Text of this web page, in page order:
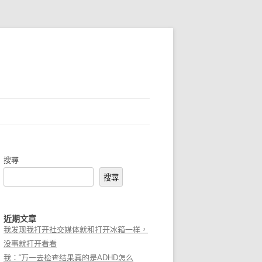
搜尋
搜尋
近期文章
我发现我打开社交媒体就和打开冰箱一样，
没事就打开看看
我：“万一去检查结果真的是ADHD怎么